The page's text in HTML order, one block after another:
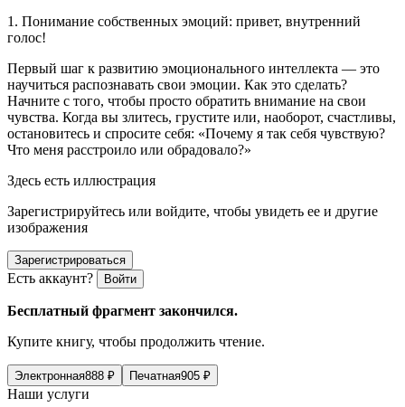
1. Понимание собственных эмоций: привет, внутренний
голос!
Первый шаг к развитию эмоционального интеллекта — это
научиться распознавать свои эмоции. Как это сделать?
Начните с того, чтобы просто обратить внимание на свои
чувства. Когда вы злитесь, грустите или, наоборот, счастливы,
остановитесь и спросите себя: «Почему я так себя чувствую?
Что меня расстроило или обрадовало?»
Здесь есть иллюстрация
Зарегистрируйтесь или войдите, чтобы увидеть ее и другие
изображения
Зарегистрироваться
Есть аккаунт? Войти
Бесплатный фрагмент закончился.
Купите книгу, чтобы продолжить чтение.
Электронная888 ₽ Печатная905 ₽
Наши услуги